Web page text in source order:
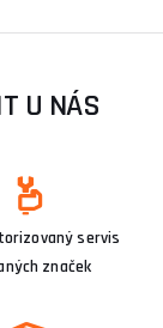
U NÁS
servis
značek